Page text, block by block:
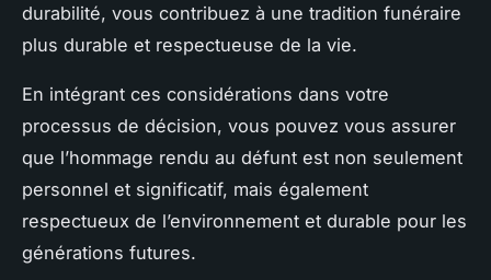
durabilité, vous contribuez à une tradition funéraire
plus durable et respectueuse de la vie.
En intégrant ces considérations dans votre
processus de décision, vous pouvez vous assurer
que l’hommage rendu au défunt est non seulement
personnel et significatif, mais également
respectueux de l’environnement et durable pour les
générations futures.